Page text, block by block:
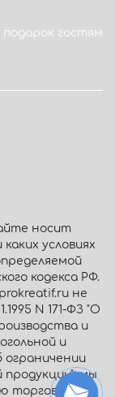
гостям
носит
условиях
кодекса РФ.
не
N 171-ФЗ "О
и
и
ограничении
продукции": мы
торговлю